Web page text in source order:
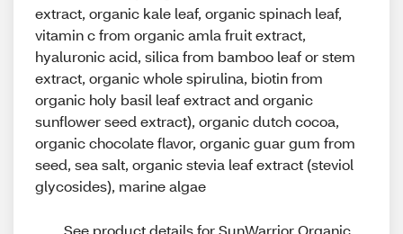
extract, organic kale leaf, organic spinach leaf,
vitamin c from organic amla fruit extract,
hyaluronic acid, silica from bamboo leaf or stem
extract, organic whole spirulina, biotin from
organic holy basil leaf extract and organic
sunflower seed extract), organic dutch cocoa,
organic chocolate flavor, organic guar gum from
seed, sea salt, organic stevia leaf extract (steviol
glycosides), marine algae
See product details for SunWarrior Organic